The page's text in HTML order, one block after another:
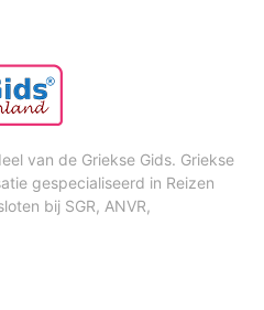
van de Griekse Gids. Griekse
gespecialiseerd in Reizen
bij SGR, ANVR,